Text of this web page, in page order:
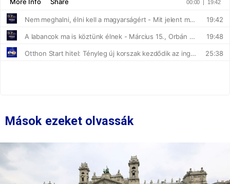
Mások ezeket olvassák